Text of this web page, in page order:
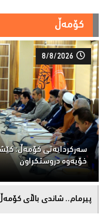
کۆمەڵ
8/8/2026
سەركردایەتی كۆمەڵ:
خۆیەوە دروستكراون
پیرمام.. شاندی باڵای